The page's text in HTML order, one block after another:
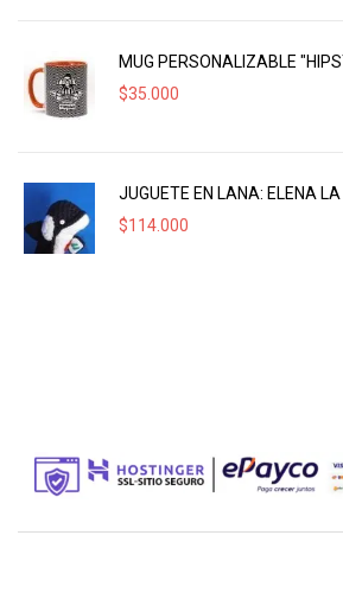
MUG PERSONALIZABLE
$35.000
JUGUETE EN LANA: ELENA
$114.000